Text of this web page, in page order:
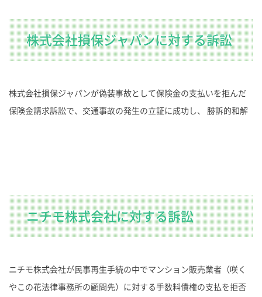
株式会社損保ジャパンに対する訴訟
株式会社損保ジャパンが偽装事故として保険金の支払いを拒んだ
保険金請求訴訟で、交通事故の発生の立証に成功し、 勝訴的和解
ニチモ株式会社に対する訴訟
ニチモ株式会社が民事再生手続の中でマンション販売業者（咲く
やこの花法律事務所の顧問先）に対する手数料債権の支払を拒否